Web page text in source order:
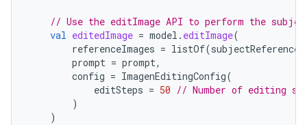
// Use the editImage API to perform the
val editedImage = model . editImage(
referenceImages = listOf(subjectReference
prompt = prompt,
config = ImagenEditingConfig(
editSteps = 50 // Number of editing
)
)